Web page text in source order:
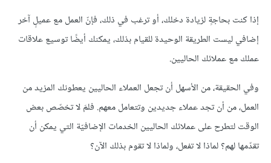
إذا كنت بحاجةٍ لزيادة دخلك، أو ترغب في ذلك، فإنّ العمل مع عميلٍ آخر
إضافي ليست الطريقة الوحيدة للقيام بذلك، يمكنك أيضًا توسيع علاقات
عملك مع عملائك الحاليين.
وفي الحقيقة، من الأسهل أن تجعل العملاء الحاليين يعطونك المزيد من
العمل، من أن تجد عملاء جديدين وتتعامل معهم. فلمَ لا تخصّص بعض
الوقت لتطرح على عملائك الحاليين الخدمات الإضافيّة التي يمكن أن
تقدّمها لهم؟ لماذا لا تفعل، ولماذا لا تقوم بذلك الآن؟